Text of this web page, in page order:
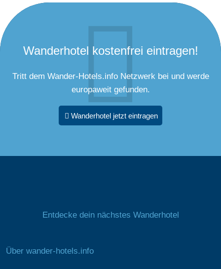
Wanderhotel kostenfrei eintragen!
Tritt dem Wander-Hotels.info Netzwerk bei und werde
europaweit gefunden.
Wanderhotel jetzt eintragen
Entdecke dein nächstes Wanderhotel
Über wander-hotels.info